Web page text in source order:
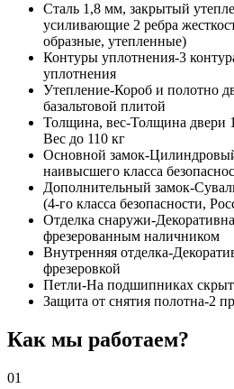
Сталь 1,8 мм, закрытый
усиливающие 2 ребра
образные, утепленные)
Контуры уплотнения-3
уплотнения
Утепление-Короб и полотно
базальтовой плитой
Толщина, вес-Толщина двери
Вес до 110 кг
Основной замок-
наивысшего класса
Дополнительный замок-
(4-го класса безопасности,
Отделка снаружи-
фрезерованным наличником
Внутренняя отделка-
фрезеровкой
Петли-На подшипниках
Защита от снятия полотна-2
Как мы работаем?
01